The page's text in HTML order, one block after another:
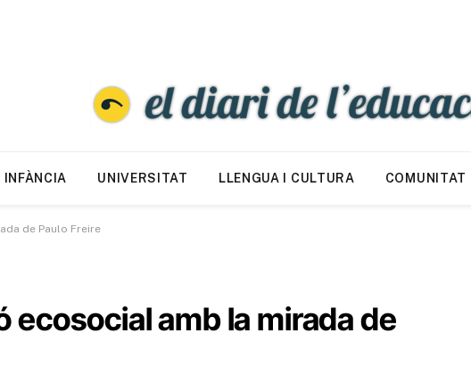
UNIVERSITAT LLENGUA I CULTURA COMUNITAT
de Paulo Freire
ecosocial amb la mirada de